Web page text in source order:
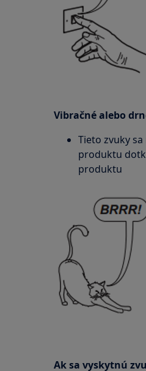
Vibračné alebo
Tieto zvuky
produktu
produktu
Ak sa vyskytnú